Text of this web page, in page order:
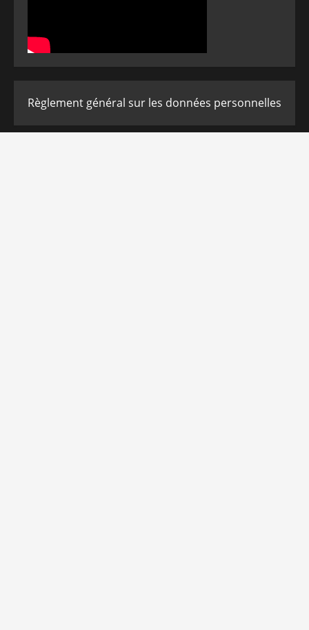
Règlement général sur les données personnelles